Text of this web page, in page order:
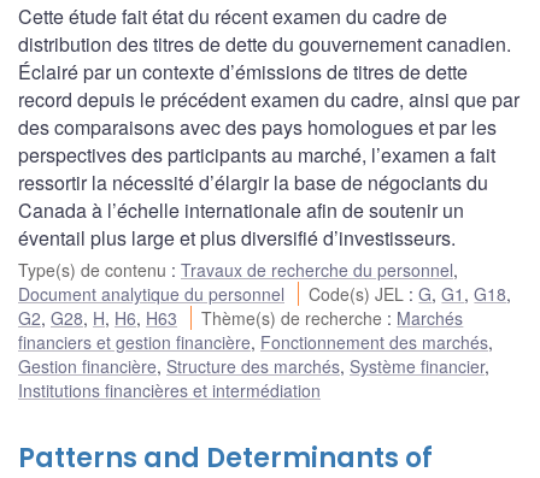
Cette étude fait état du récent examen du cadre de
distribution des titres de dette du gouvernement canadien.
Éclairé par un contexte d’émissions de titres de dette
record depuis le précédent examen du cadre, ainsi que par
des comparaisons avec des pays homologues et par les
perspectives des participants au marché, l’examen a fait
ressortir la nécessité d’élargir la base de négociants du
Canada à l’échelle internationale afin de soutenir un
éventail plus large et plus diversifié d’investisseurs.
Type(s) de contenu : Travaux de recherche du personnel,
Document analytique du personnel
Code(s) JEL :G,G1 ,G18,
G2, G28, H, H6, H63 Thème(s) de recherche : Marchés
financiers et gestion financière, Fonctionnement des marchés,
Gestion financière, Structure des marchés, Système financier,
Institutions financières et intermédiation
Patterns and Determinants of